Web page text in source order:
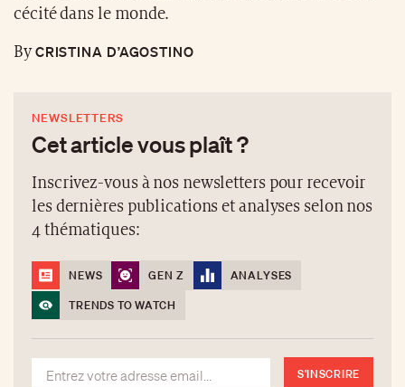
cécité dans le monde.
ByCRISTINA D’AGOSTINO
NEWSLETTERS
Cet article vous plaît ?
Inscrivez-vous à nos newsletters pour recevoir
les dernières publications et analyses selon nos
4 thématiques:
NEWS GEN Z
ANALYSES
TRENDS TO WATCH
S'INSCRIRE